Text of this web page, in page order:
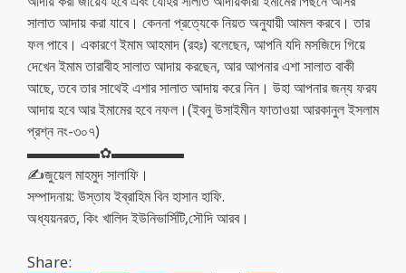
সালাত আদায় করা যাবে। কেননা প্রত্যেকে নিয়ত অনুযায়ী আমল করবে। তার
ফল পাবে। একারণে ইমাম আহমাদ (রহঃ) বলেছেন, আপনি যদি মসজিদে গিয়ে
দেখেন ইমাম তারাবীহ সালাত আদায় করছেন, আর আপনার এশা সালাত বাকী
আছে, তবে তার সাথেই এশার সালাত আদায় করে নিন। উহা আপনার জন্য ফরয
আদায় হবে আর ইমামের হবে নফল।(ইবনু উসাইমীন ফাতাওয়া আরকানুল ইসলাম
প্রশ্ন নং-৩০৭)
▬▬▬▬▬✿▬▬▬▬▬
✍️জুয়েল মাহমুদ সালাফি।
সম্পাদনায়: উস্তায ইব্রাহিম বিন হাসান হাফি.
অধ্যয়নরত, কিং খালিদ ইউনিভার্সিটি,সৌদি আরব।
Share: